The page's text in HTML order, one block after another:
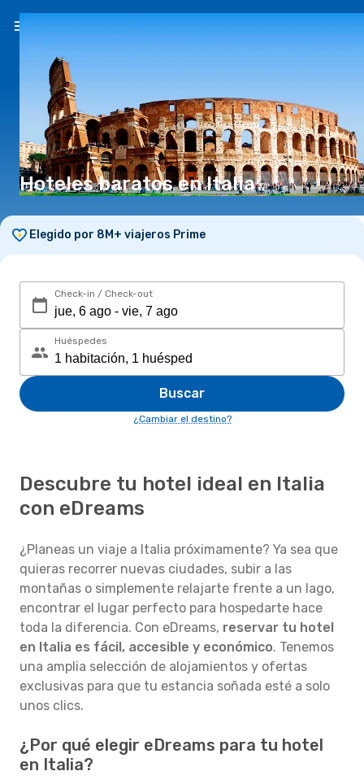
Hoteles baratos en Italia
Elegido por 8M+ viajeros Prime
Check-in / Check-out
Huéspedes
Buscar
¿Cambiar el destino?
Descubre tu hotel ideal en Italia
con eDreams
¿Planeas un viaje a Italia próximamente? Ya sea que
quieras recorrer nuevas ciudades, subir a las
montañas o simplemente relajarte frente a un lago,
encontrar el lugar perfecto para hospedarte hace
toda la diferencia. Con eDreams, reservar tu hotel
en Italia es fácil, accesible y económico. Tenemos
una amplia selección de alojamientos y ofertas
exclusivas para que tu estancia soñada esté a solo
unos clics.
¿Por qué elegir eDreams para tu hotel
en Italia?